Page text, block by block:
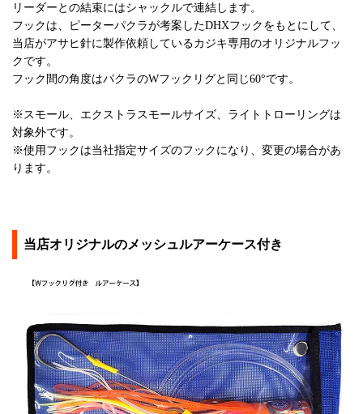
リーダーとの結束にはシャックルで連結します。
フックは、ピーターパクラが考案したDHXフックをもとにして、
当店がアサヒ針に製作依頼しているカジキ専用のオリジナルフッ
クです。
フック間の角度はパクラのWフックリグと同じ60°です。
※スモール、エクストラスモールサイズ、ライトトローリングは
対象外です。
※使用フックは当社指定サイズのフックになり、変更の場合があ
ります。
当店オリジナルのメッシュルアーケース付き